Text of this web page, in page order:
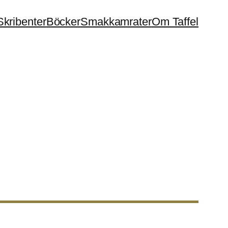
BöckerSmakkamraterOm Taffel